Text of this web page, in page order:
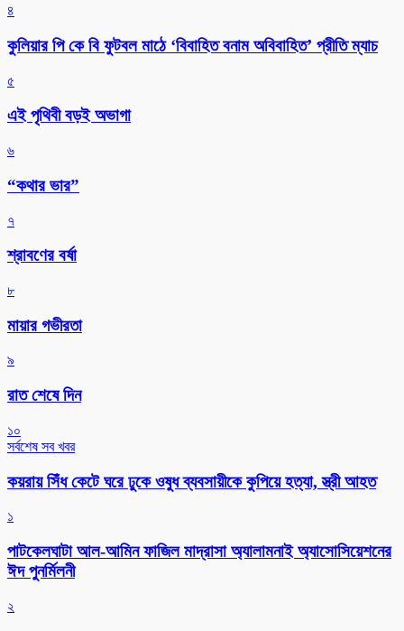
৪
কুলিয়ার পি কে বি ফুটবল মাঠে ‘বিবাহিত বনাম অবিবাহিত’ প্রীতি ম্যাচ
৫
এই পৃথিবী বড়ই অভাগা
৬
“কথার ভার”
৭
শ্রাবণের বর্ষা
৮
মায়ার গভীরতা
৯
রাত শেষে দিন
১০
সর্বশেষ সব খবর
কয়রায় সিঁধ কেটে ঘরে ঢুকে ওষুধ ব্যবসায়ীকে কুপিয়ে হত্যা, স্ত্রী আহত
১
পাটকেলঘাটা আল-আমিন ফাজিল মাদ্রাসা অ্যালামনাই অ্যাসোসিয়েশনের
ঈদ পুনর্মিলনী
২